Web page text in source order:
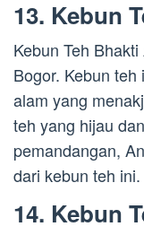
13. Kebun
Kebun Teh
Bogor. Kebun
alam yang
teh yang hijau
pemandangan,
dari kebun teh ini.
14. Kebun